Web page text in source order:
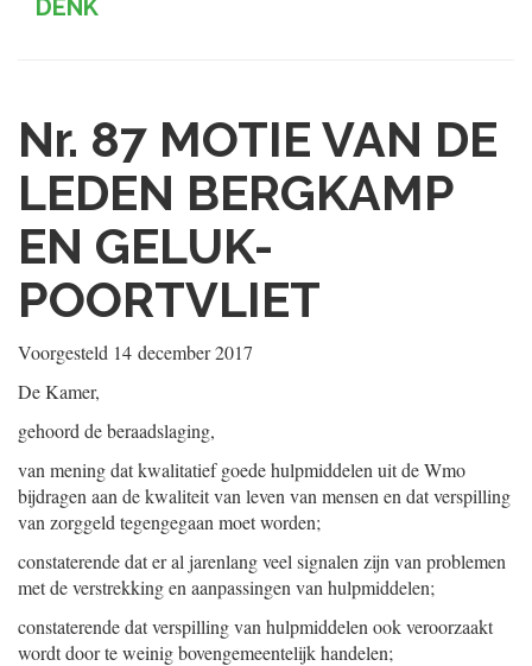
DENK
Nr. 87 MOTIE VAN DE
LEDEN BERGKAMP
EN GELUK-
POORTVLIET
Voorgesteld 14 december 2017
De Kamer,
gehoord de beraadslaging,
van mening dat kwalitatief goede hulpmiddelen uit de Wmo
bijdragen aan de kwaliteit van leven van mensen en dat verspilling
van zorggeld tegengegaan moet worden;
constaterende dat er al jarenlang veel signalen zijn van problemen
met de verstrekking en aanpassingen van hulpmiddelen;
constaterende dat verspilling van hulpmiddelen ook veroorzaakt
wordt door te weinig bovengemeentelijk handelen;